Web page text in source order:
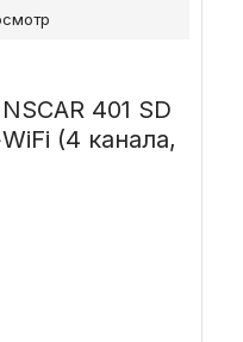
401 SD
(4 канала,